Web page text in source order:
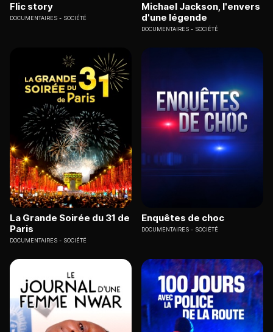
Flic story
DOCUMENTAIRES SOCIÉTÉ
Michael Jackson, l'envers
d'une légende
DOCUMENTAIRES SOCIÉTÉ
La Grande Soirée du 31 de
Paris
DOCUMENTAIRES SOCIÉTÉ
Enquêtes de choc
DOCUMENTAIRES SOCIÉTÉ